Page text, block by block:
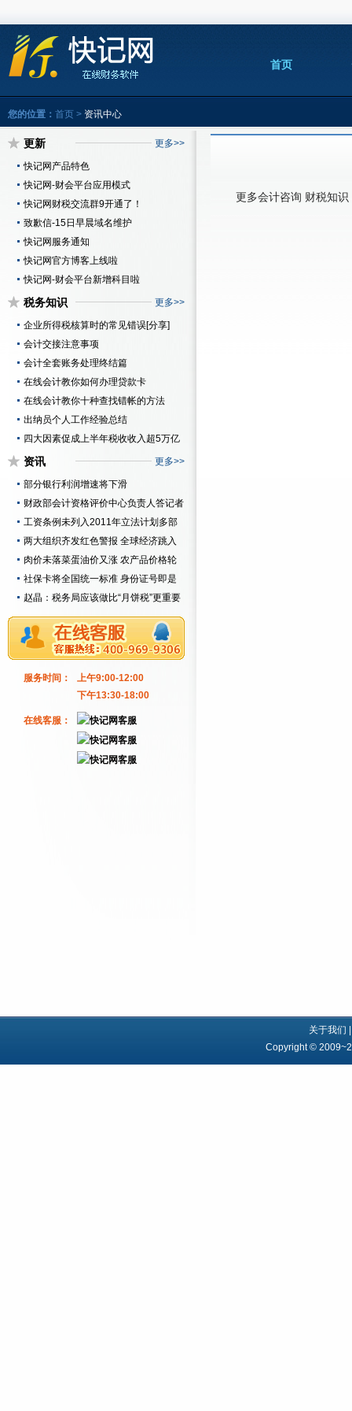
首页
您的位置： 首页 > 资讯中心
更新 更多>>
快记网产品特色
快记网-财会平台应用模式
快记网财税交流群9开通了！
致歉信-15日早晨域名维护
快记网服务通知
快记网官方博客上线啦
快记网-财会平台新增科目啦
税务知识 更多>>
企业所得税核算时的常见错误[分享]
会计交接注意事项
会计全套账务处理终结篇
在线会计教你如何办理贷款卡
在线会计教你十种查找错帐的方法
出纳员个人工作经验总结
四大因素促成上半年税收收入超5万亿
资讯 更多>>
部分银行利润增速将下滑
财政部会计资格评价中心负责人答记者
问
工资条例未列入2011年立法计划多部
门意见难统一
两大组织齐发红色警报 全球经济跳入
新危局
肉价未落菜蛋油价又涨 农产品价格轮
涨态势显现
社保卡将全国统一标准 身份证号即是
社保卡号
赵晶：税务局应该做比“月饼税”更重要
的事
服务时间：
上午9:00-12:00
下午13:30-18:00
在线客服：
更多会计咨询 财税知识
关于我们
Copyright ©